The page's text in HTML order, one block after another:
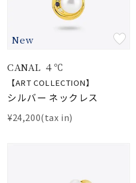
New
CANAL ４℃
【ART COLLECTION】
シルバー ネックレス
¥24,200(tax in)